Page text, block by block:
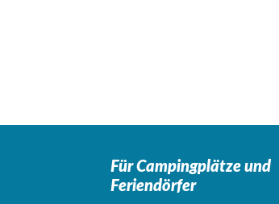
Für Campingplätze und
Feriendörfer